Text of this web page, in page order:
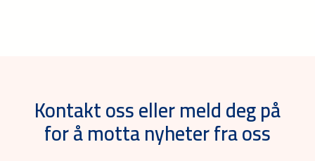
Kontakt oss eller meld deg på
for å motta nyheter fra oss